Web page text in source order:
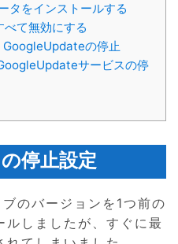
タをインストールする
べて無効にする
の停止
サービスの停
停止設定
のバージョンを1つ前の
しましたが、すぐに最